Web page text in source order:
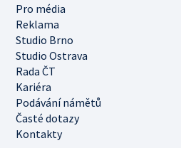
Pro média
Reklama
Studio Brno
Studio Ostrava
Rada ČT
Kariéra
Podávání námětů
Časté dotazy
Kontakty